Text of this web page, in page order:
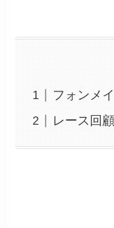
フォンメ
レース回顧